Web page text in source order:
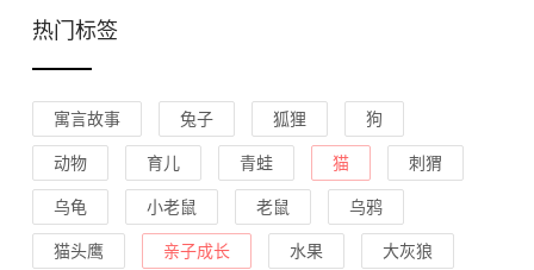
热门标签
寓言故事 兔子 狐狸 狗
动物 育儿 青蛙 猫 刺猬
乌龟 小老鼠 老鼠 乌鸦
猫头鹰 亲子成长 水果 大灰狼